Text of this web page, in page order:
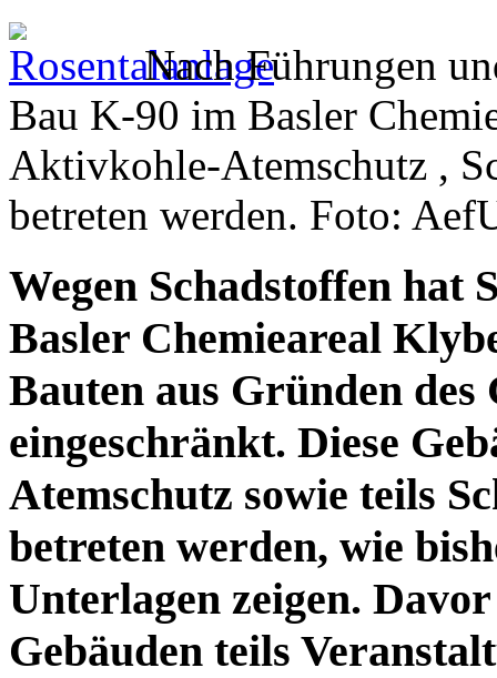
Nach Führungen
Bau K-90 im Basler
Aktivkohle-Atemschutz ,
betreten werden. Foto:
Wegen Schadstoffen hat
Basler Chemieareal
Bauten aus Gründen des
eingeschränkt. Diese
Atemschutz sowie teils
betreten werden, wie
Unterlagen zeigen.
Gebäuden teils